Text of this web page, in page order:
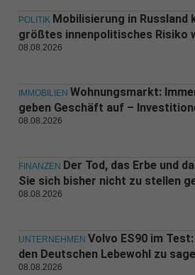
POLITIK Mobilisierung in Russland
größtes innenpolitisches Risiko
08.08.2026
IMMOBILIEN Wohnungsmarkt:
geben Geschäft auf –
08.08.2026
FINANZEN Der Tod, das Erbe und
Sie sich bisher nicht zu stellen
08.08.2026
UNTERNEHMEN Volvo ES90 im
den Deutschen Lebewohl zu
08.08.2026